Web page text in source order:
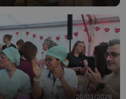
20/03/2026